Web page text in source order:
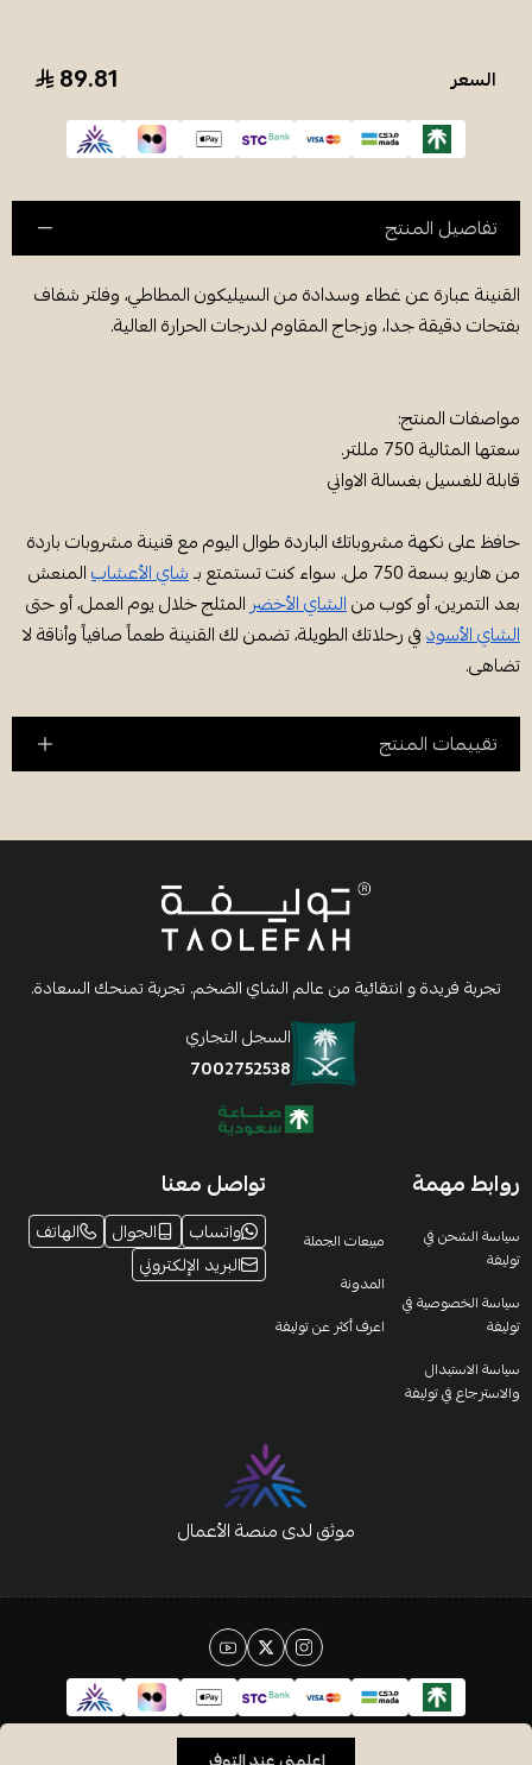
السعر 89.81
تفاصيل المنتج
القنينة عبارة عن غطاء وسدادة من السيليكون المطاطي، وفلتر شفاف
بفتحات دقيقة جدا، وزجاج المقاوم لدرجات الحرارة العالية.
مواصفات المنتج:
سعتها المثالية 750 مللتر.
قابلة للغسيل بغسالة الاواني
حافظ على نكهة مشروباتك الباردة طوال اليوم مع قنينة مشروبات باردة
من هاريو بسعة 750 مل. سواء كنت تستمتع بـ
شاي الأعشابالمنعش
بعد التمرين، أو كوب منالشاي الأخضرالمثلج خلال يوم العمل، أو حتى
الشاي الأسودفي رحلاتك الطويلة، تضمن لك القنينة طعماً صافياً وأناقة لا
تضاهى.
تقييمات المنتج
تجربة فريدة و انتقائية من عالم الشاي الضخم. تجربة تمنحك السعادة.
السجل التجاري
7002752538
روابط مهمة
سياسة الشحن في
توليفة
سياسة الخصوصية في
توليفة
سياسة الاستبدال
والاسترجاع في توليفة
مبيعات الجملة
المدونة
اعرف أكثر عن توليفة
تواصل معنا
واتساب الجوال
الهاتف
البريد الإلكتروني
موثق لدى منصة الأعمال
الحقوق محفوظة | 2026 شاي توليفة